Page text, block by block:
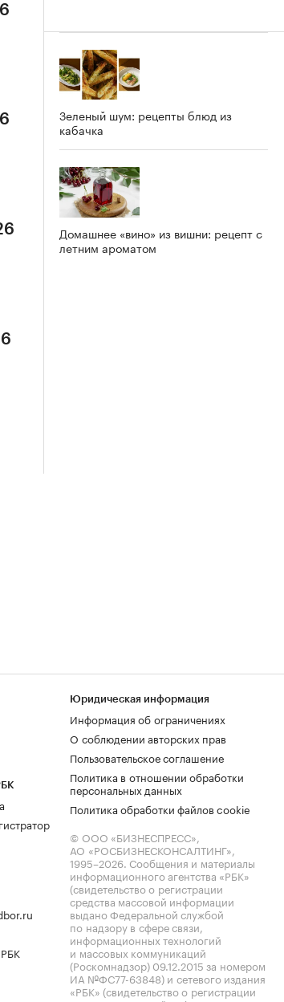
Зеленый шум: рецепты блюд из
кабачка
Домашнее «вино» из вишни: рецепт с
летним ароматом
Юридическая информация
Информация об ограничениях
О соблюдении авторских прав
Пользовательское соглашение
Политика в отношении обработки
персональных данных
Политика обработки файлов cookie
© ООО «БИЗНЕСПРЕСС»,
АО «РОСБИЗНЕСКОНСАЛТИНГ»,
1995–2026. Сообщения и материалы
информационного агентства «РБК»
(свидетельство о регистрации
средства массовой информации
выдано Федеральной службой
по надзору в сфере связи,
информационных технологий
и массовых коммуникаций
(Роскомнадзор) 09.12.2015 за номером
ИА №ФС77-63848) и сетевого издания
«РБК» (свидетельство о регистрации